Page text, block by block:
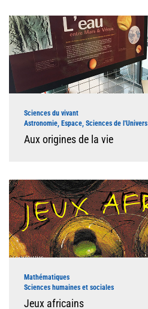
Sciences du vivant
Astronomie, Espace, Sciences de l'Univers
Aux origines de la vie
Mathématiques
Sciences humaines et sociales
Jeux africains